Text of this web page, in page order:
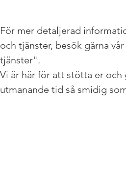
För mer detaljerad
och tjänster, besök gärna
tjänster".
Vi är här för att stötta er och
utmanande tid så smidig